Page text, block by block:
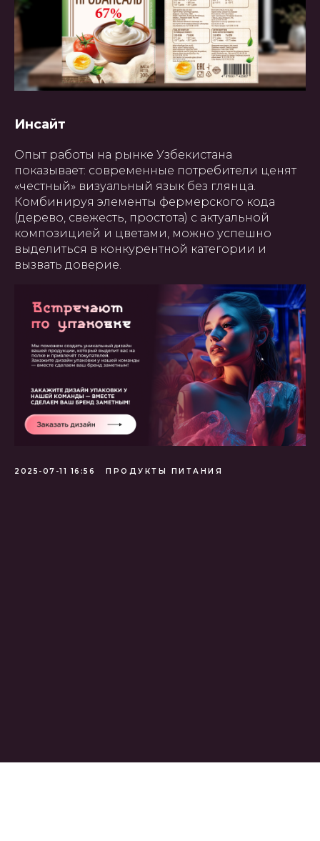
Инсайт
Опыт работы на рынке Узбекистана
показывает: современные потребители ценят
«честный» визуальный язык без глянца.
Комбинируя элементы фермерского кода
(дерево, свежесть, простота) с актуальной
композицией и цветами, можно успешно
выделиться в конкурентной категории и
вызвать доверие.
2025-07-11 16:56 ПРОДУКТЫ ПИТАНИЯ
Создание, поддержка и
продвижение сайтов в Узбекистане
ГЛАВНАЯ О НАС УПАКОВКА
ПОЛИГРАФИЯ
БАННЕРЫ INSTAGRAM ПРЕЗЕНТАЦИИ САЙТЫ
ПОЛЬЗОВАТЕЛЬСКОЕ
СОГЛАШЕНИЕ